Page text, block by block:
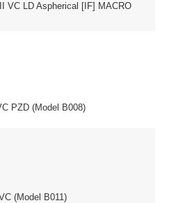
VC LD Aspherical [IF] MACRO
PZD (Model B008)
(Model B011)